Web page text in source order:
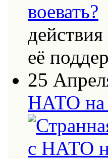
её
25
НАТО на